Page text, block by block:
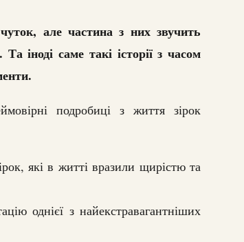
але частина з них звучить
іноді саме такі історії з часом
подробиці з життя зірок
які в житті вразили щирістю та
однієї з найекстравагантніших